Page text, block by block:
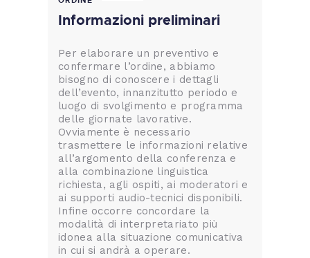
Informazioni preliminari
Per elaborare un preventivo e
confermare l’ordine, abbiamo
bisogno di conoscere i dettagli
dell’evento, innanzitutto periodo e
luogo di svolgimento e programma
delle giornate lavorative.
Ovviamente è necessario
trasmettere le informazioni relative
all’argomento della conferenza e
alla combinazione linguistica
richiesta, agli ospiti, ai moderatori e
ai supporti audio-tecnici disponibili.
Infine occorre concordare la
modalità di interpretariato più
idonea alla situazione comunicativa
in cui si andrà a operare.